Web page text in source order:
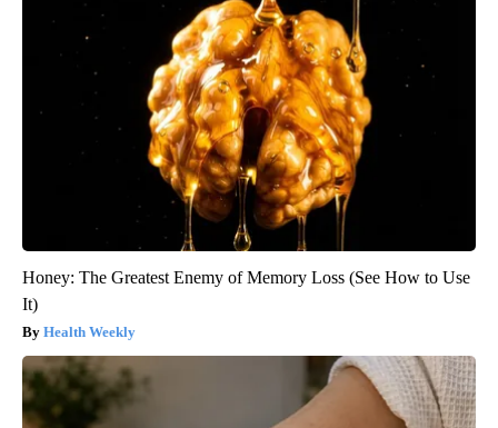
Honey: The Greatest Enemy of Memory Loss (See How to Use
It)
Health Weekly